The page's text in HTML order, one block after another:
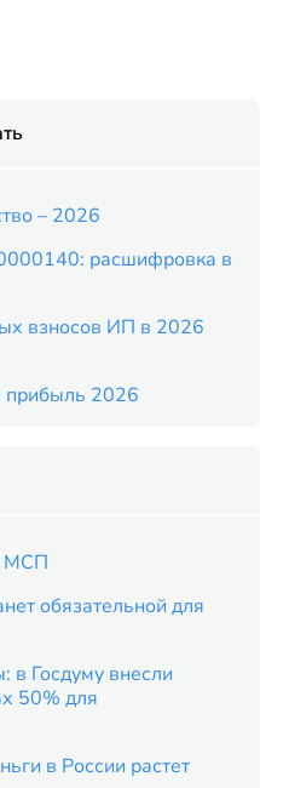
– 2026
расшифровка в
взносов ИП в 2026
прибыль 2026
МСП
обязательной для
в Госдуму внесли
50% для
в России растет